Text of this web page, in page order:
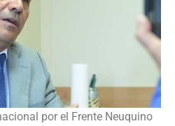
por el Frente Neuquino